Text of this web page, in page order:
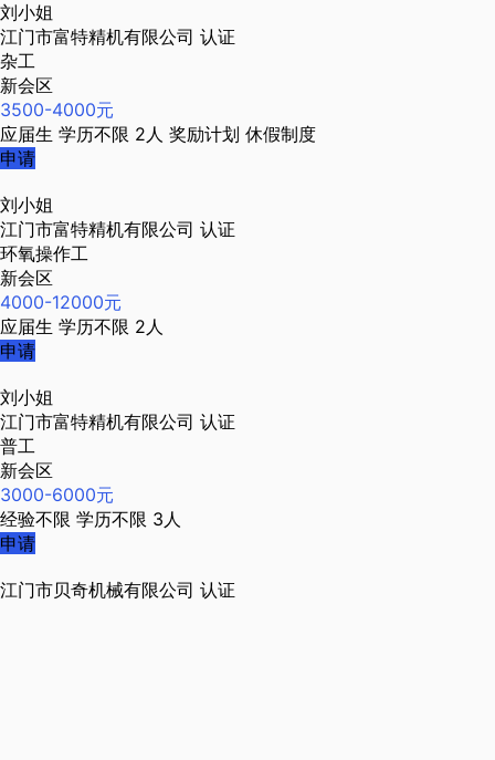
刘小姐
江门市富特精机有限公司 认证
杂工
新会区
3500-4000元
应届生 学历不限 2人 奖励计划 休假制度
申请
刘小姐
江门市富特精机有限公司 认证
环氧操作工
新会区
4000-12000元
应届生 学历不限 2人
申请
刘小姐
江门市富特精机有限公司 认证
普工
新会区
3000-6000元
经验不限 学历不限 3人
申请
江门市贝奇机械有限公司 认证